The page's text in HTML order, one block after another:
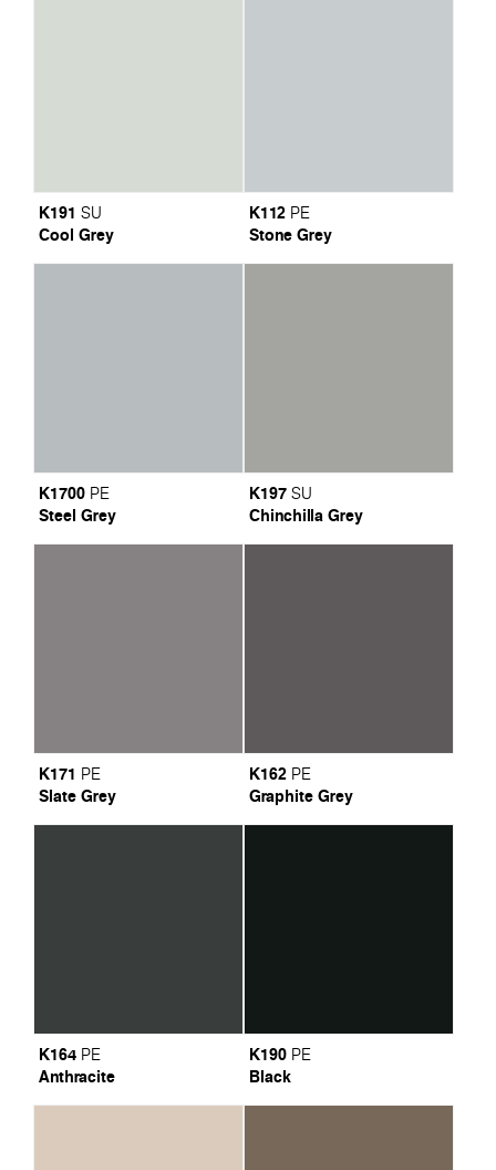
K191 SU
Cool Grey
K112 PE
Stone Grey
K1700 PE
Steel Grey
K197 SU
Chinchilla Grey
K171 PE
Slate Grey
K162 PE
Graphite Grey
K164 PE
Anthracite
K190 PE
Black